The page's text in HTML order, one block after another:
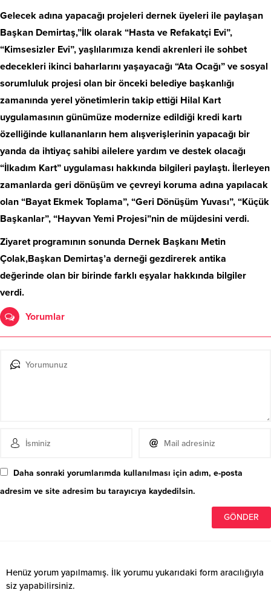
Gelecek adına yapacağı projeleri dernek üyeleri ile paylaşan
Başkan Demirtaş,”İlk olarak “Hasta ve Refakatçi Evi”,
“Kimsesizler Evi”, yaşlılarımıza kendi akrenleri ile sohbet
edecekleri ikinci baharlarını yaşayacağı “Ata Ocağı” ve sosyal
sorumluluk projesi olan bir önceki belediye başkanlığı
zamanında yerel yönetimlerin takip ettiği Hilal Kart
uygulamasının günümüze modernize edildiği kredi kartı
özelliğinde kullananların hem alışverişlerinin yapacağı bir
yanda da ihtiyaç sahibi ailelere yardım ve destek olacağı
“İlkadım Kart” uygulaması hakkında bilgileri paylaştı. İlerleyen
zamanlarda geri dönüşüm ve çevreyi koruma adına yapılacak
olan “Bayat Ekmek Toplama”, “Geri Dönüşüm Yuvası”, “Küçük
Başkanlar”, “Hayvan Yemi Projesi”nin de müjdesini verdi.
Ziyaret programının sonunda Dernek Başkanı Metin
Çolak,Başkan Demirtaş’a derneği gezdirerek antika
değerinde olan bir birinde farklı eşyalar hakkında bilgiler
verdi.
Yorumlar
Daha sonraki yorumlarımda kullanılması için adım, e-posta
adresim ve site adresim bu tarayıcıya kaydedilsin.
Henüz yorum yapılmamış. İlk yorumu yukarıdaki form aracılığıyla
siz yapabilirsiniz.